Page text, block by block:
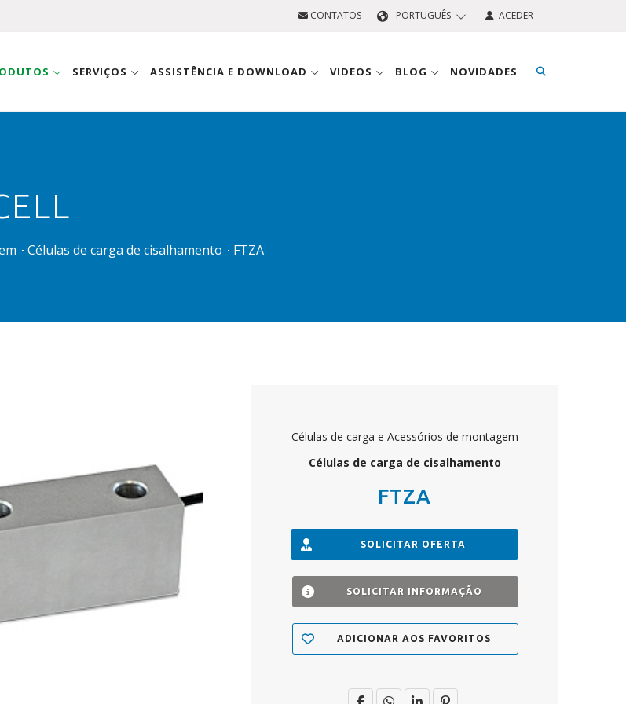
CONTATOS PORTUGUÊS ACEDER
SERVIÇOS ASSISTÊNCIA E DOWNLOAD VIDEOS BLOG NOVIDADES
Células de carga de cisalhamento FTZA
Células de carga e Acessórios de montagem
Células de carga de cisalhamento
FTZA
SOLICITAR OFERTA
SOLICITAR INFORMAÇÃO
ADICIONAR AOS FAVORITOS